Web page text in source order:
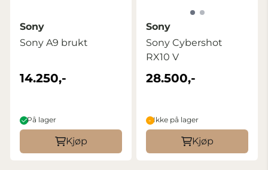
Sony
Sony A9 brukt
14.250,-
På lager
Kjøp
Sony
Sony Cybershot
RX10 V
28.500,-
Ikke på lager
Kjøp